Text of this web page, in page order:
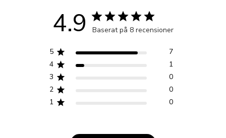
4.9 Baserat på 8 recensioner
5
7
4
1
3
0
2
0
1
0